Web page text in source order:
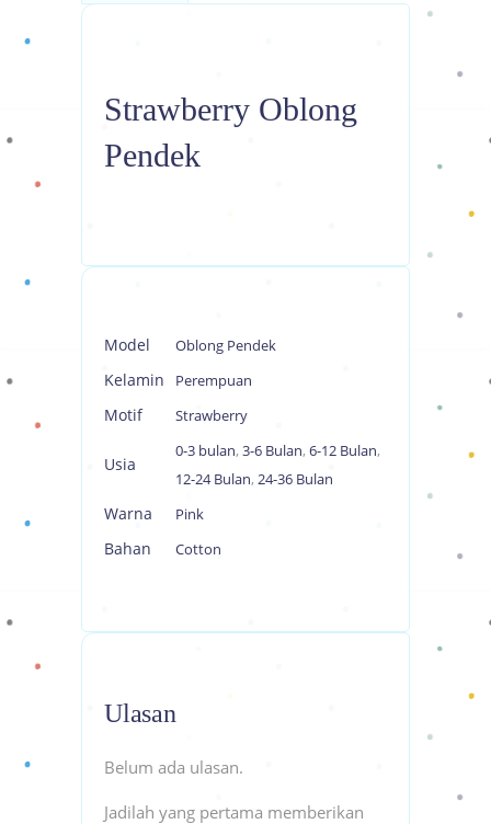
Strawberry Oblong
Pendek
Model Oblong Pendek
Kelamin Perempuan
Motif Strawberry
Usia
0-3 bulan, 3-6 Bulan, 6-12 Bulan,
12-24 Bulan, 24-36 Bulan
Warna Pink
Bahan Cotton
Ulasan
Belum ada ulasan.
Jadilah yang pertama memberikan